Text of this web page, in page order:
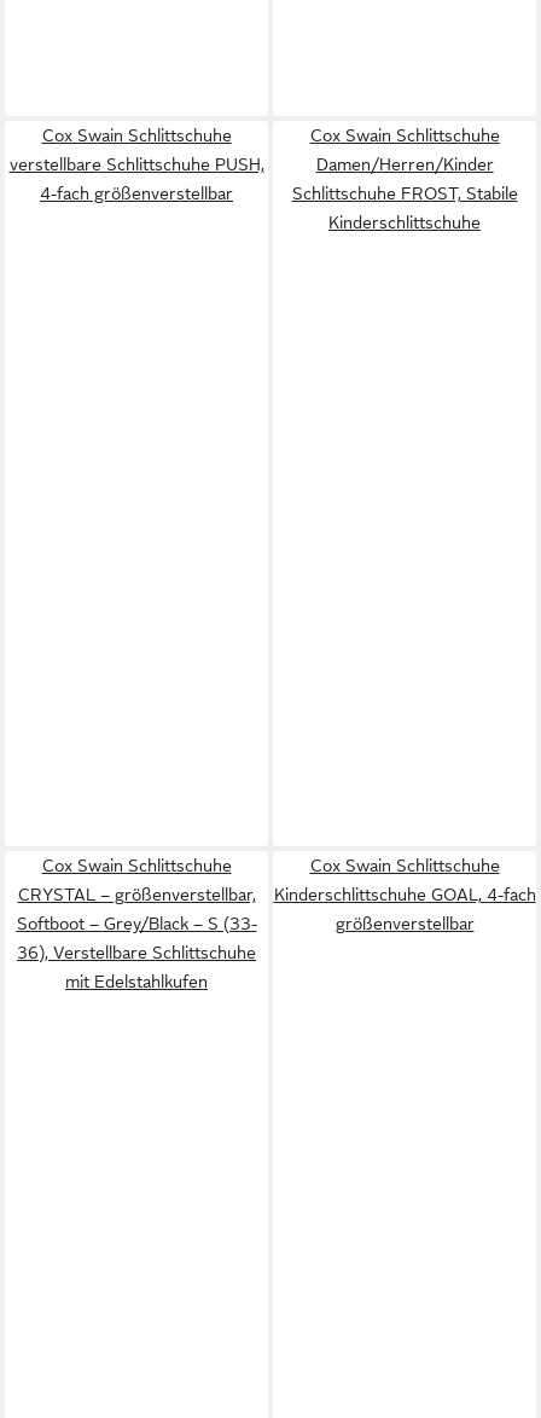
Cox Swain Schlittschuhe
verstellbare Schlittschuhe PUSH,
4-fach größenverstellbar
Cox Swain Schlittschuhe
Damen/Herren/Kinder
Schlittschuhe FROST, Stabile
Kinderschlittschuhe
Cox Swain Schlittschuhe
CRYSTAL – größenverstellbar,
Softboot – Grey/Black – S (33-
36), Verstellbare Schlittschuhe
mit Edelstahlkufen
Cox Swain Schlittschuhe
Kinderschlittschuhe GOAL, 4-fach
größenverstellbar